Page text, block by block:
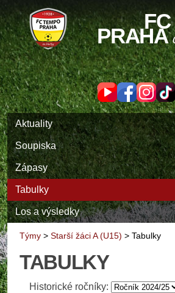
PRAHA
Aktuality
Soupiska
Zápasy
Tabulky
Los a výsledky
Týmy > Starší žáci A (U15) > Tabulky
TABULKY
Historické ročníky: